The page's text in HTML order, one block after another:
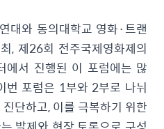
대와 동의대학교 영화·트랜
, 제26회 전주국제영화제의
에서 진행된 이 포럼에는 많
번 포럼은 1부와 2부로 나뉘
단하고, 이를 극복하기 위한